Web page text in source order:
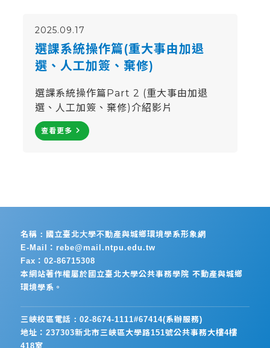
2025.09.17
選課系統操作篇(重大事由加退
選、人工加簽、棄修)
選課系統操作篇Part 2 (重大事由加退
選、人工加簽、棄修)介紹影片
查看更多 navigate_next
三峽校區電話：02-8674-1111#67414(系辦服務)
地址：237303新北市三峽區大學路151號公共事務大樓4樓
418室
名稱：國立臺北大學不動產與城鄉環境學系形象網
E-Mail：rebe@mail.ntpu.edu.tw
Fax：02-86715308
本網站著作權屬於國立臺北大學公共事務學院 不動產與城鄉
環境學系。